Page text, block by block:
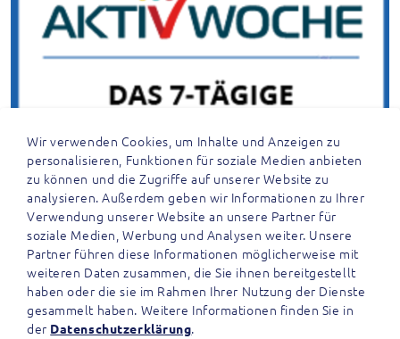
Wir verwenden Cookies, um Inhalte und Anzeigen zu
personalisieren, Funktionen für soziale Medien anbieten
zu können und die Zugriffe auf unserer Website zu
analysieren. Außerdem geben wir Informationen zu Ihrer
Verwendung unserer Website an unsere Partner für
soziale Medien, Werbung und Analysen weiter. Unsere
Partner führen diese Informationen möglicherweise mit
weiteren Daten zusammen, die Sie ihnen bereitgestellt
haben oder die sie im Rahmen Ihrer Nutzung der Dienste
gesammelt haben. Weitere Informationen finden Sie in
der Datenschutzerklärung.